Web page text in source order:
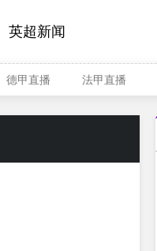
英超新闻
德甲直播 法甲直播